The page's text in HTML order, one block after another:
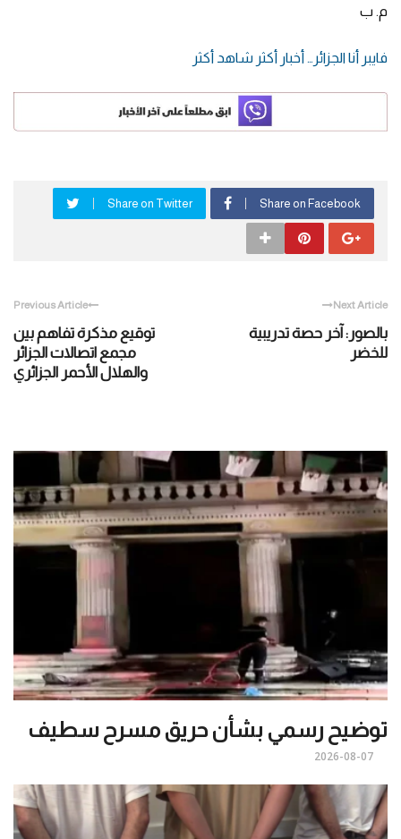
م. ب
فايبر أنا الجزائر… أخبار أكثر شاهد أكثر
Share on Facebook
Share on Twitter
Previous Article
توقيع مذكرة تفاهم بين
مجمع اتصالات الجزائر
والهلال الأحمر الجزائري
Next Article
بالصور: آخر حصة تدريبية
للخضر
توضيح رسمي بشأن حريق مسرح سطيف
2026-08-07